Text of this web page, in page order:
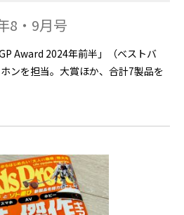
8・9月号
Award 2024年前半」（ベストバ
ンを担当。大賞ほか、合計7製品を